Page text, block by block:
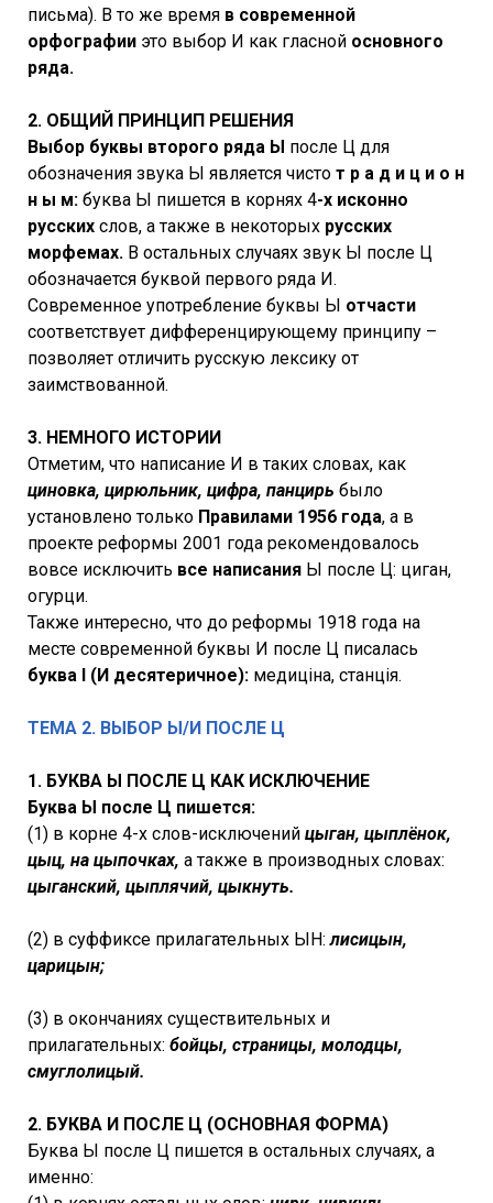
письма). В то же время в современной
орфографии это выбор И как гласной основного
ряда.
2. ОБЩИЙ ПРИНЦИП РЕШЕНИЯ
Выбор буквы второго ряда Ы после Ц для
обозначения звука Ы является чисто т р а д и ц и о н
н ы м: буква Ы пишется в корнях 4-х исконно
русских слов, а также в некоторых русских
морфемах. В остальных случаях звук Ы после Ц
обозначается буквой первого ряда И.
Современное употребление буквы Ы отчасти
соответствует дифференцирующему принципу –
позволяет отличить русскую лексику от
заимствованной.
3. НЕМНОГО ИСТОРИИ
Отметим, что написание И в таких словах, как
циновка, цирюльник, цифра, панцирь было
установлено только Правилами 1956 года, а в
проекте реформы 2001 года рекомендовалось
вовсе исключить все написания Ы после Ц: циган,
огурци.
Также интересно, что до реформы 1918 года на
месте современной буквы И после Ц писалась
буква I (И десятеричное): медицiна, станцiя.
ТЕМА 2. ВЫБОР Ы/И ПОСЛЕ Ц
1. БУКВА Ы ПОСЛЕ Ц КАК ИСКЛЮЧЕНИЕ
Буква Ы после Ц пишется:
(1) в корне 4-х слов-исключений цыган, цыплёнок,
цыц, на цыпочках, а также в производных словах:
цыганский, цыплячий, цыкнуть.
(2) в суффиксе прилагательных ЫН:лисицын,
царицын;
(3) в окончаниях существительных и
прилагательных: бойцы, страницы, молодцы,
смуглолицый.
2. БУКВА И ПОСЛЕ Ц (ОСНОВНАЯ ФОРМА)
Буква Ы после Ц пишется в остальных случаях, а
именно: